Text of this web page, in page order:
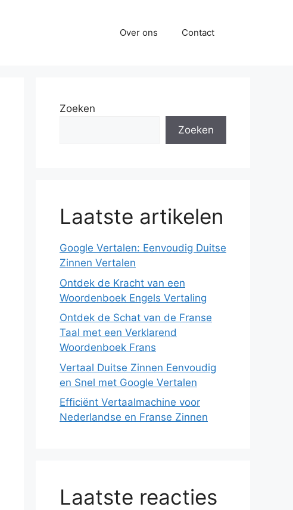
Over ons Contact
Zoeken
Zoeken
Laatste artikelen
Google Vertalen: Eenvoudig Duitse
Zinnen Vertalen
Ontdek de Kracht van een
Woordenboek Engels Vertaling
Ontdek de Schat van de Franse
Taal met een Verklarend
Woordenboek Frans
Vertaal Duitse Zinnen Eenvoudig
en Snel met Google Vertalen
Efficiënt Vertaalmachine voor
Nederlandse en Franse Zinnen
Laatste reacties